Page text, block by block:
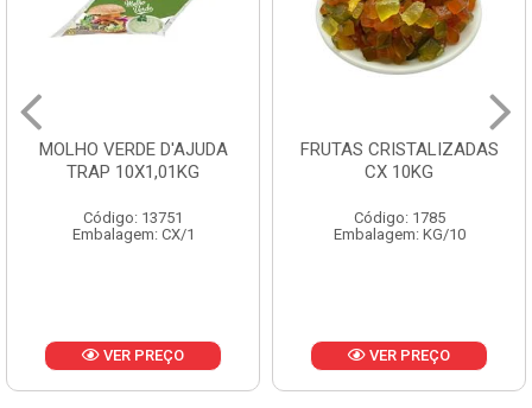
MOLHO VERDE D'AJUDA
TRAP 10X1,01KG
Código: 13751
Embalagem: CX/1
VER PREÇO
FRUTAS CRISTALIZADAS
CX 10KG
Código: 1785
Embalagem: KG/10
VER PREÇO